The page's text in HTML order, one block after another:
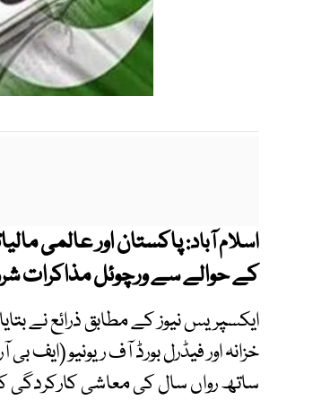
اسلام آباد:
کے حوالے سے ورچوئل مذاکرات شروع ہوگئے ہیں
ایکسپریس نیوز کے مطابق ذرائع نے
خزانہ اور فیڈرل بورڈ آف ریونیو
ساتھ رواں سال کی معاشی کارکردگی کا